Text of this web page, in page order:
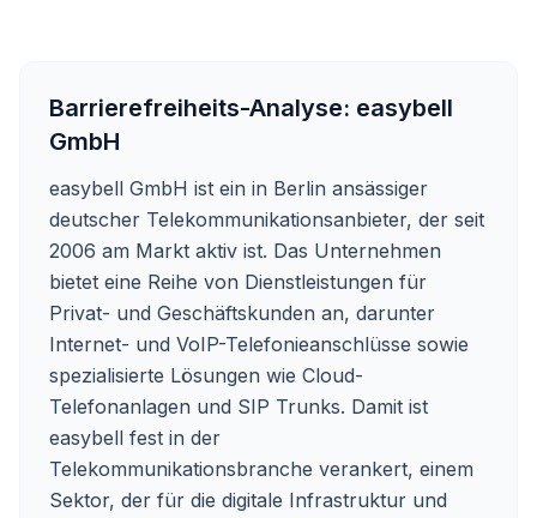
Barrierefreiheits-Analyse: easybell
GmbH
easybell GmbH ist ein in Berlin ansässiger
deutscher Telekommunikationsanbieter, der seit
2006 am Markt aktiv ist. Das Unternehmen
bietet eine Reihe von Dienstleistungen für
Privat- und Geschäftskunden an, darunter
Internet- und VoIP-Telefonieanschlüsse sowie
spezialisierte Lösungen wie Cloud-
Telefonanlagen und SIP Trunks. Damit ist
easybell fest in der
Telekommunikationsbranche verankert, einem
Sektor, der für die digitale Infrastruktur und